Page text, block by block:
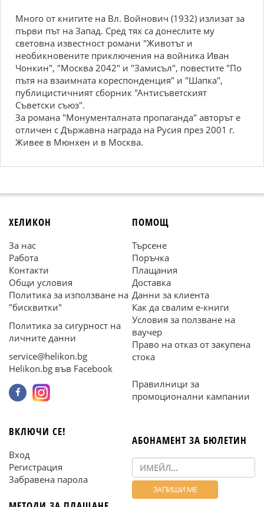
Много от книгите на Вл. Войнович (1932) излизат за
първи път на Запад. Сред тях са донеслите му
световна известност романи "Животът и
необикновените приключения на войника Иван
Чонкин", "Москва 2042" и "Замисъл", повестите "По
пътя на взаимната кореспонденция" и "Шапка",
публицистичният сборник "Антисъветският
Съветски съюз".
За романа "Монументалната пропаганда" авторът е
отличен с Държавна награда на Русия през 2001 г.
Живее в Мюнхен и в Москва.
ХЕЛИКОН
За нас
Работа
Контакти
Общи условия
Политика за използване на
"бисквитки"
Политика за сигурност на
личните данни
service@helikon.bg
Helikon.bg във Facebook
ПОМОЩ
Търсене
Поръчка
Плащания
Доставка
Данни за клиента
Как да свалим е-книги
Условия за ползване на
ваучер
Право на отказ от закупена
стока
Правилници за
промоционални кампании
ВКЛЮЧИ СЕ!
Вход
Регистрация
Забравена парола
АБОНАМЕНТ ЗА БЮЛЕТИН